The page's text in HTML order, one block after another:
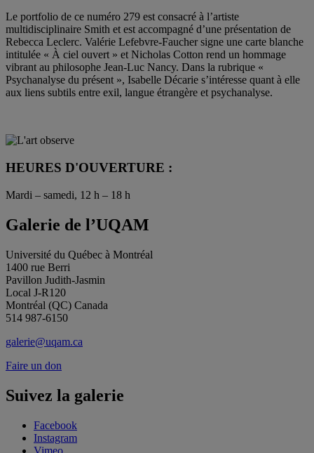
Le portfolio de ce numéro 279 est consacré à l’artiste
multidisciplinaire Smith et est accompagné d’une présentation de
Rebecca Leclerc. Valérie Lefebvre-Faucher signe une carte blanche
intitulée « À ciel ouvert » et Nicholas Cotton rend un hommage
vibrant au philosophe Jean-Luc Nancy. Dans la rubrique «
Psychanalyse du présent », Isabelle Décarie s’intéresse quant à elle
aux liens subtils entre exil, langue étrangère et psychanalyse.
HEURES D'OUVERTURE :
Mardi – samedi, 12 h – 18 h
Galerie de l’UQAM
Université du Québec à Montréal
1400 rue Berri
Pavillon Judith-Jasmin
Local J-R120
Montréal (QC) Canada
514 987-6150
galerie@uqam.ca
Faire un don
Suivez la galerie
Facebook
Instagram
Vimeo